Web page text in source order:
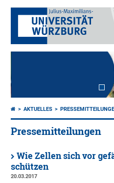
AKTUELLES
Pressemitteilungen
Wie Zellen sich vor
schützen
20.03.2017